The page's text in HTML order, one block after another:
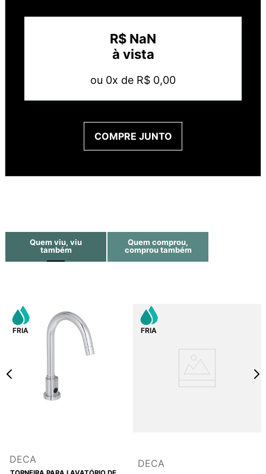
R$ NaN
à vista
ou 0x de R$ 0,00
COMPRE JUNTO
Quem viu, viu
também
Quem comprou,
comprou também
DECA DECA